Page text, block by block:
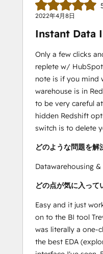
2022年4月8日
Instant Data
Only a few clicks
replete w/
note is if you mind
warehouse is in
to be very careful
hidden Redshift
switch is to delete
どのような問題を解
Datawarehousing &
どの点が気に入って
Easy and it just
on to the BI tool
was literally a one-
the best EDA